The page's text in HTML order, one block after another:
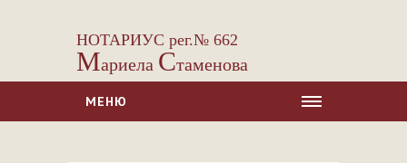
НОТАРИУС рег.№ 662
Мариела Стаменова
МЕНЮ